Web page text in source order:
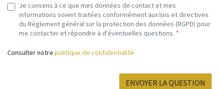
Je consens à ce que mes données de contact et mes
informations soient traitées conformément aux lois et directives
du Règlement général sur la protection des données (RGPD) pour
me contacter et répondre à d'éventuelles questions. *
Consulter notre politique de confidentialité
ENVOYER LA QUESTION